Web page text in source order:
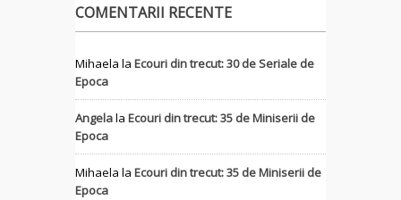
COMENTARII RECENTE
Mihaela la Ecouri din trecut: 30 de Seriale de
Epoca
Angelala Ecouri din trecut: 35 de Miniserii de
Epoca
Mihaela la Ecouri din trecut: 35 de Miniserii de
Epoca